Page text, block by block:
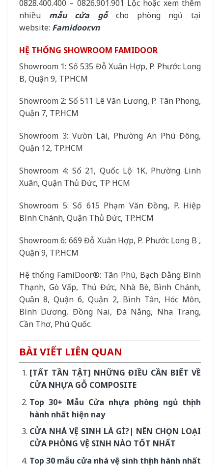
0828.400.400 – 0826.901.901 Lộc hoặc xem thêm
nhiều mẫu cửa gỗcho phòng ngủ tại
website: Famidoor.vn
HỆ THỐNG SHOWROOM FAMIDOOR
Showroom 1: Số 535 Đỗ Xuân Hợp, P. Phước Long
B, Quận 9, TP.HCM
Showroom 2: Số 511 Lê Văn Lương, P. Tân Phong,
Quận 7, TP.HCM
Showroom 3: Vườn Lài, Phường An Phú Đông,
Quận 12, TP.HCM
Showroom 4: Số 21, Quốc Lộ 1K, Phường Linh
Xuân, Quận Thủ Đức, TP HCM
Showroom 5: Số 615 Phạm Văn Đồng, P. Hiệp
Bình Chánh, Quận Thủ Đức, TP.HCM
Showroom 6: 669 Đỗ Xuân Hợp, P. Phước Long B ,
Quận 9, TP.HCM
Hệ thống FamiDoor®: Tân Phú, Bạch Đằng Bình
Thạnh, Gò Vấp, Thủ Đức, Nhà Bè, Bình Chánh,
Quận 8, Quận 6, Quận 2, Bình Tân, Hóc Môn,
Bình Dương, Đồng Nai, Đà Nẵng, Nha Trang,
Cần Thơ, Phú Quốc.
BÀI VIẾT LIÊN QUAN
[TẤT TẦN TẬT] NHỮNG ĐIỀU CẦN BIẾT VỀ
CỬA NHỰA GỖ COMPOSITE
Top 30+ Mẫu Cửa nhựa phòng ngủ thịnh
hành nhất hiện nay
CỬA NHÀ VỆ SINH LÀ GÌ?| NÊN CHỌN LOẠI
CỬA PHÒNG VỆ SINH NÀO TỐT NHẤT
Top 30 mẫu cửa nhà vệ sinh thịnh hành nhất